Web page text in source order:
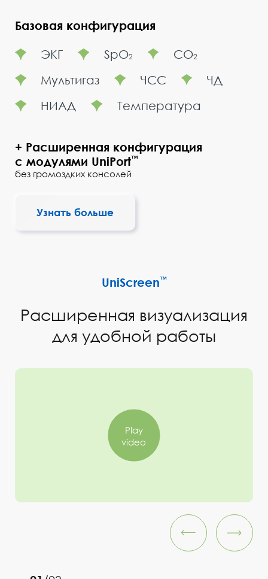
Базовая конфигурация
ЭКГ
SpO2 CO2
Мультигаз ЧСС
ЧД
НИАД
Температура
+ Расширенная конфигурация
с модулями UniPort™
без громоздких консолей
Узнать больше
UniScreen™
Расширенная визуализация
для удобной работы